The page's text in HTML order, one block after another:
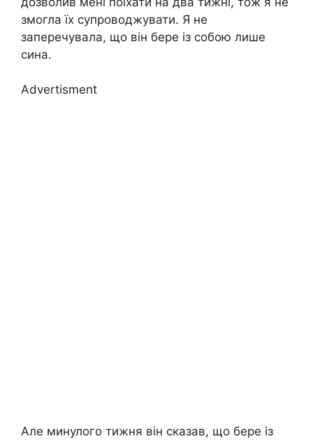
змогла їх супроводжувати. Я не
заперечувала, що він бере із собою лише
сина.
Advertisment
Але минулого тижня він сказав, що бере із